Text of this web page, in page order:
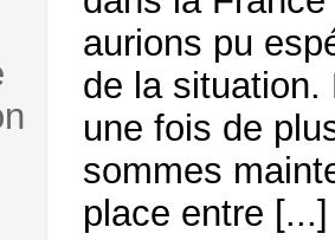
aurions pu
de la situation.
une fois de
sommes
place entre [...]